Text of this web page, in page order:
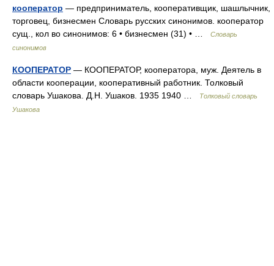
кооператор — предприниматель, кооперативщик, шашлычник,
торговец, бизнесмен Словарь русских синонимов. кооператор
сущ., кол во синонимов: 6 • бизнесмен (31) • …
Словарь
синонимов
КООПЕРАТОР — КООПЕРАТОР, кооператора, муж. Деятель в
области кооперации, кооперативный работник. Толковый
словарь Ушакова. Д.Н. Ушаков. 1935 1940 …
Толковый словарь
Ушакова